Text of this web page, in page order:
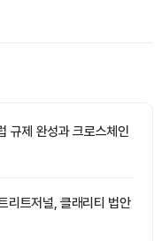
규제 완성과 크로스체인
리트저널, 클래리티 법안